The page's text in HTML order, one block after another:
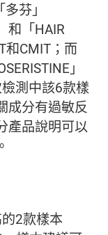
芬」
和「HAIR
和CMIT；而
」
測中該6款樣
成分有過敏反
產品說明可以
2款樣本